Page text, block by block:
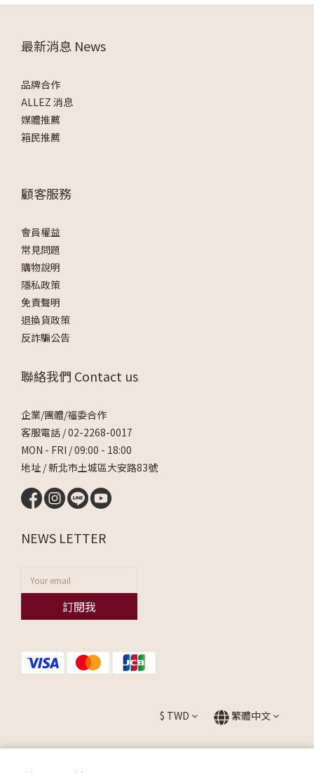
最新消息 News
品牌合作
ALLEZ 消息
媒體推薦
箱民推薦
顧客服務
會員權益
常見問題
購物說明
隱私政策
免責聲明
退換貨政策
反詐騙公告
聯絡我們 Contact us
企業/團體/福委合作
客服電話 /02-2268-0017
MON - FRI / 09:00 - 18:00
地址 / 新北市土城區大安路83號
NEWS LETTER
訂閱我
$ TWD 繁體中文